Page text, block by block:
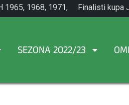
1965, 1968, 1971,
Finalisti kupa
1965.
SEZONA 2022/23